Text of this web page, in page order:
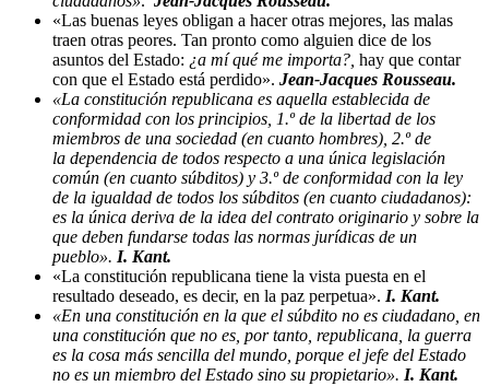
«Las buenas leyes obligan a hacer otras mejores, las malas
traen otras peores. Tan pronto como alguien dice de los
asuntos del Estado: ¿a mí qué me importa?, hay que contar
con que el Estado está perdido». Jean-Jacques Rousseau.
«La constitución republicana es aquella establecida de
conformidad con los principios, 1.º de la libertad de los
miembros de una sociedad (en cuanto hombres), 2.º de
la dependencia de todos respecto a una única legislación
común (en cuanto súbditos) y 3.º de conformidad con la ley
de la igualdad de todos los súbditos (en cuanto ciudadanos):
es la única deriva de la idea del contrato originario y sobre la
que deben fundarse todas las normas jurídicas de un
pueblo». I. Kant.
«La constitución republicana tiene la vista puesta en el
resultado deseado, es decir, en la paz perpetua». I. Kant.
«En una constitución en la que el súbdito no es ciudadano, en
una constitución que no es, por tanto, republicana, la guerra
es la cosa más sencilla del mundo, porque el jefe del Estado
no es un miembro del Estado sino su propietario». I. Kant.